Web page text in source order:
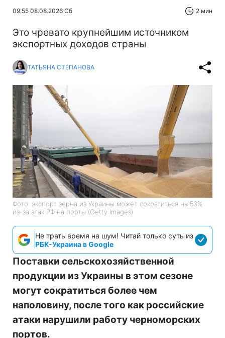
09:55 08.08.2026 Сб 2 мин
Это чревато крупнейшим источником
экспортных доходов страны
ТАТЬЯНА СТЕПАНОВА
Фото: экспорт зерна из Украины может сократиться на 53%
из-за атак РФ на порты (Getty Images)
Не трать время на шум! Читай только суть из
РБК-Украина в Google
Поставки сельскохозяйственной
продукции из Украины в этом сезоне
могут сократиться более чем
наполовину, после того как российские
атаки нарушили работу черноморских
портов.